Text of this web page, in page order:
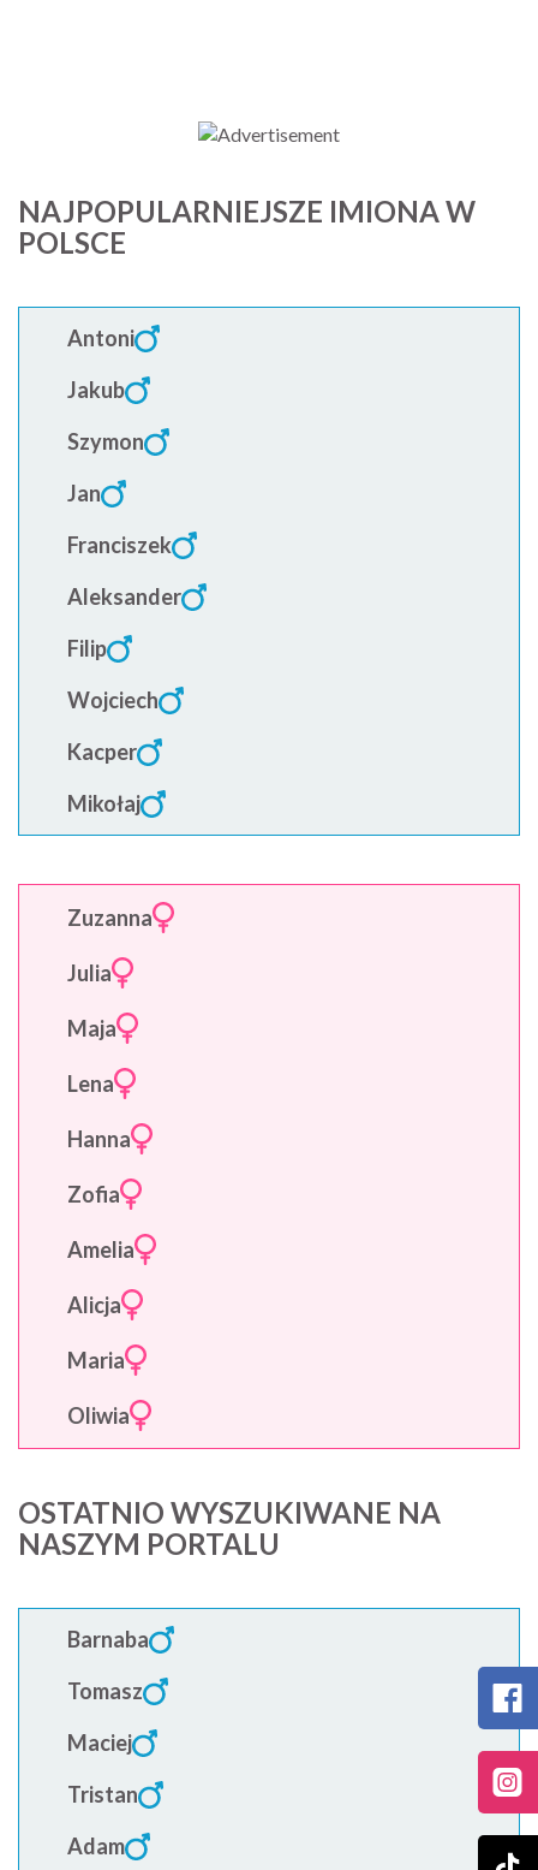
NAJPOPULARNIEJSZE IMIONA W
POLSCE
Antoni
Jakub
Szymon
Jan
Franciszek
Aleksander
Filip
Wojciech
Kacper
Mikołaj
Zuzanna
Julia
Maja
Lena
Hanna
Zofia
Amelia
Alicja
Maria
Oliwia
OSTATNIO WYSZUKIWANE NA
NASZYM PORTALU
Barnaba
Tomasz
Maciej
Tristan
Adam